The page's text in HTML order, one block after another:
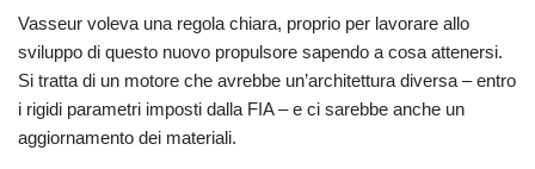
Vasseur voleva una regola chiara, proprio per lavorare allo
sviluppo di questo nuovo propulsore sapendo a cosa attenersi.
Si tratta di un motore che avrebbe un’architettura diversa – entro
i rigidi parametri imposti dalla FIA – e ci sarebbe anche un
aggiornamento dei materiali.